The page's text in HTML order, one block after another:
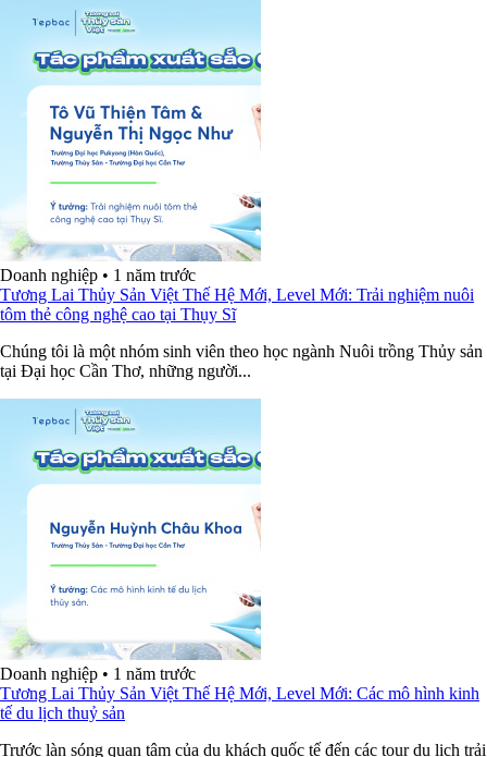
Doanh nghiệp • 1 năm trước
Tương Lai Thủy Sản Việt Thế Hệ Mới, Level Mới: Trải nghiệm nuôi
tôm thẻ công nghệ cao tại Thụy Sĩ
Chúng tôi là một nhóm sinh viên theo học ngành Nuôi trồng Thủy sản
tại Đại học Cần Thơ, những người...
Doanh nghiệp • 1 năm trước
Tương Lai Thủy Sản Việt Thế Hệ Mới, Level Mới: Các mô hình kinh
tế du lịch thuỷ sản
Trước làn sóng quan tâm của du khách quốc tế đến các tour du lịch trải